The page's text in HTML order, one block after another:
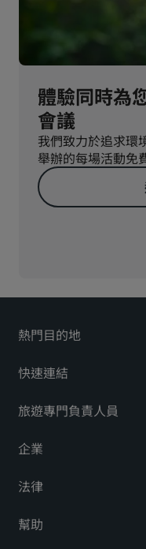
體驗同時為
會議
我們致力於追求環
舉辦的每場活動免
熱門目的地
快速連結
旅遊專門負責人員
企業
法律
幫助